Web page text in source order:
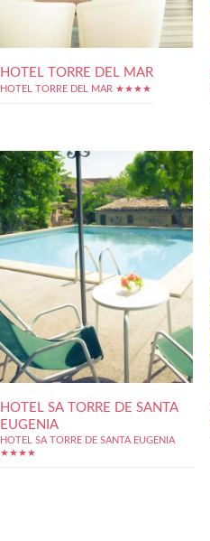
HOTEL TORRE DEL MAR
HOTEL TORRE DEL MAR ★★★★
HOTEL SA TORRE DE SANTA
EUGENIA
HOTEL SA TORRE DE SANTA EUGENIA
★★★★